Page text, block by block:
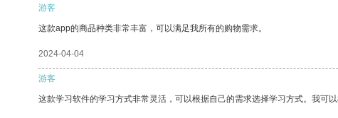
游客
这款app的商品种类非常丰富，可以满足我所有的购物需求。
2024-04-04
游客
这款学习软件的学习方式非常灵活，可以根据自己的需求选择学习方式。我可以